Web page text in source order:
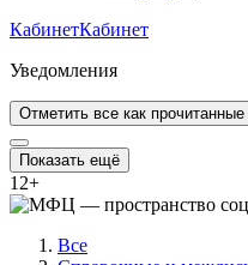
КабинетКабинет
Уведомления
Отметить все как прочитанные
Показать ещё
12+
Все